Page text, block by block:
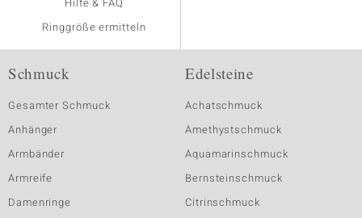
Ringgröße ermitteln
Schmuck
Gesamter Schmuck
Anhänger
Armbänder
Armreife
Damenringe
Edelsteine
Achatschmuck
Amethystschmuck
Aquamarinschmuck
Bernsteinschmuck
Citrinschmuck